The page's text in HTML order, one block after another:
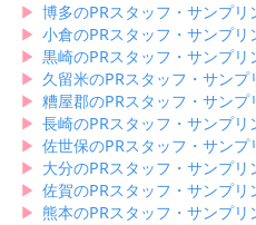
▶︎ 博多のPRスタッフ・サンプリ
▶︎ 小倉のPRスタッフ・サンプリ
▶︎ 黒崎のPRスタッフ・サンプリ
▶︎ 久留米のPRスタッフ・サン
▶︎ 糟屋郡のPRスタッフ・サンプ
▶︎ 長崎のPRスタッフ・サンプリ
▶︎ 佐世保のPRスタッフ・サンプ
▶︎ 大分のPRスタッフ・サンプリ
▶︎ 佐賀のPRスタッフ・サンプリ
▶︎ 熊本のPRスタッフ・サンプリ